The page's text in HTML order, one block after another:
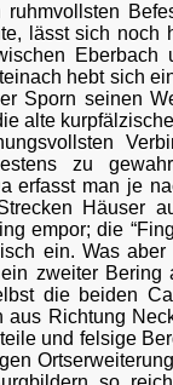
lässt sich
hebt sich
Sporn seinen
alte
zu
erfasst man je
Häuser
empor; die
ein. Was
zweiter
die beiden
Richtung
und felsige